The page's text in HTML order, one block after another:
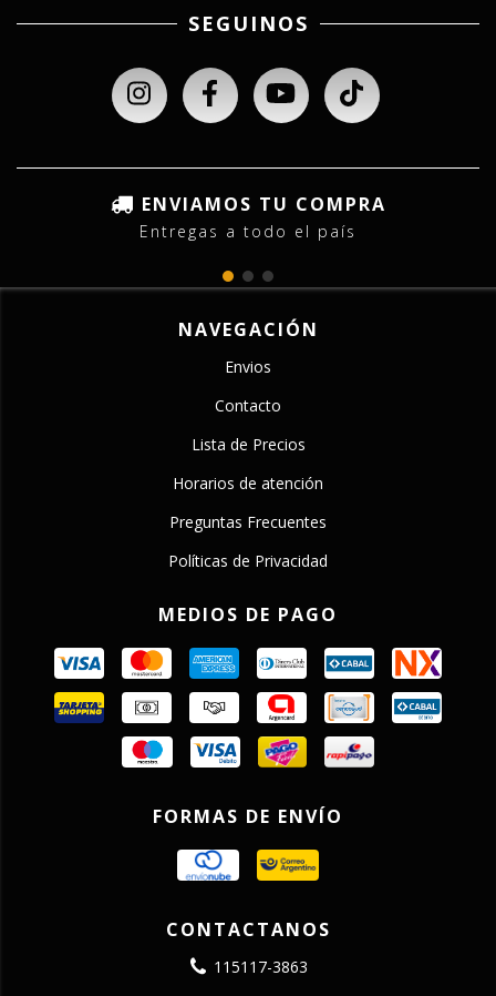
SEGUINOS
ENVIAMOS TU COMPRA
Entregas a todo el país
NAVEGACIÓN
Envios
Contacto
Lista de Precios
Horarios de atención
Preguntas Frecuentes
Políticas de Privacidad
MEDIOS DE PAGO
FORMAS DE ENVÍO
CONTACTANOS
115117-3863